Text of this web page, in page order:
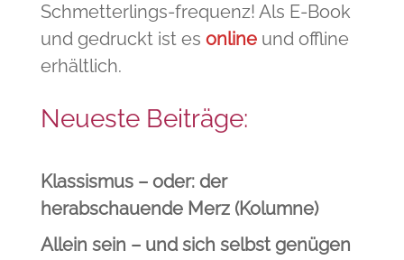
Schmetterlings-frequenz! Als E-Book
und gedruckt ist es online und offline
erhältlich.
Neueste Beiträge:
Klassismus – oder: der
herabschauende Merz (Kolumne)
Allein sein – und sich selbst genügen